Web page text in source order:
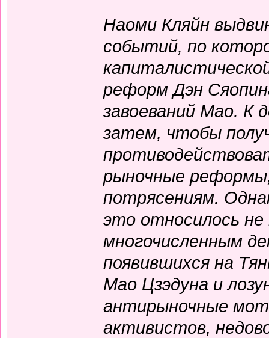
Наоми Кляйн
событий, по
реформ Дэн
завоеваний Мао. К
затем, чтобы
рыночные
потрясениям.
это относилось
многочисленным
появившихся на
Мао Цзэдуна и
антирыночные
активистов,